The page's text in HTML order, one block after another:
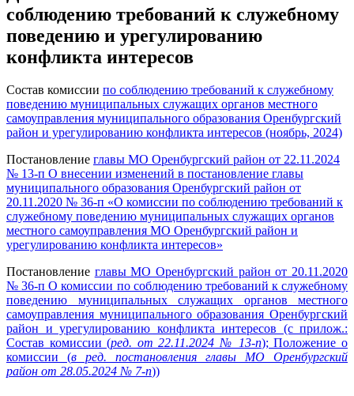
соблюдению требований к служебному
поведению и урегулированию
конфликта интересов
Состав комиссии по соблюдению требований к служебному
поведению муниципальных служащих органов местного
самоуправления муниципального образования Оренбургский
район и урегулированию конфликта интересов (ноябрь, 2024)
Постановление главы МО Оренбургский район от 22.11.2024
№ 13-п О внесении изменений в постановление главы
муниципального образования Оренбургский район от
20.11.2020 № 36-п «О комиссии по соблюдению требований к
служебному поведению муниципальных служащих органов
местного самоуправления МО Оренбургский район и
урегулированию конфликта интересов»
Постановление главы МО Оренбургский район от 20.11.2020
№ 36-п О комиссии по соблюдению требований к служебному
поведению муниципальных служащих органов местного
самоуправления муниципального образования Оренбургский
район и урегулированию конфликта интересов (с прилож.:
Состав комиссии (ред. от 22.11.2024 № 13-п); Положение о
комиссии (в ред. постановления главы МО Оренбургский
район от 28.05.2024 № 7-п))